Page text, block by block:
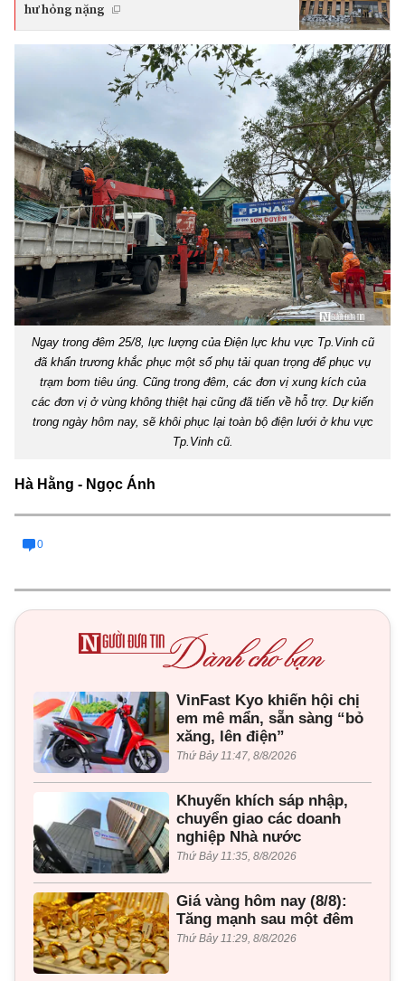
hư hỏng nặng
Ngay trong đêm 25/8, lực lượng của Điện lực khu vực Tp.Vinh cũ
đã khẩn trương khắc phục một số phụ tải quan trọng để phục vụ
trạm bơm tiêu úng. Cũng trong đêm, các đơn vị xung kích của
các đơn vị ở vùng không thiệt hại cũng đã tiến về hỗ trợ. Dự kiến
trong ngày hôm nay, sẽ khôi phục lại toàn bộ điện lưới ở khu vực
Tp.Vinh cũ.
Hà Hằng - Ngọc Ánh
0
VinFast Kyo khiến hội chị
em mê mẩn, sẵn sàng “bỏ
xăng, lên điện”
Thứ Bảy 11:47, 8/8/2026
Khuyến khích sáp nhập,
chuyển giao các doanh
nghiệp Nhà nước
Thứ Bảy 11:35, 8/8/2026
Giá vàng hôm nay (8/8):
Tăng mạnh sau một đêm
Thứ Bảy 11:29, 8/8/2026